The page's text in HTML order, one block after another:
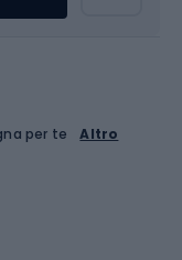
per te
Altro